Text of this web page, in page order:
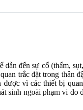
dẫn đến sự cố (thấm,
trắc đặt trong thân
vì các thiết bị
sinh ngoài phạm vi